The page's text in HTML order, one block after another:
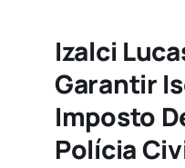
Izalci
Garantir
Imposto
Polícia